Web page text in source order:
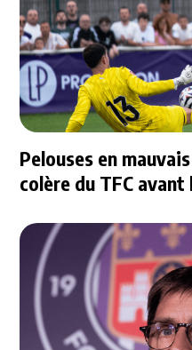
Pelouses en
colère du TFC